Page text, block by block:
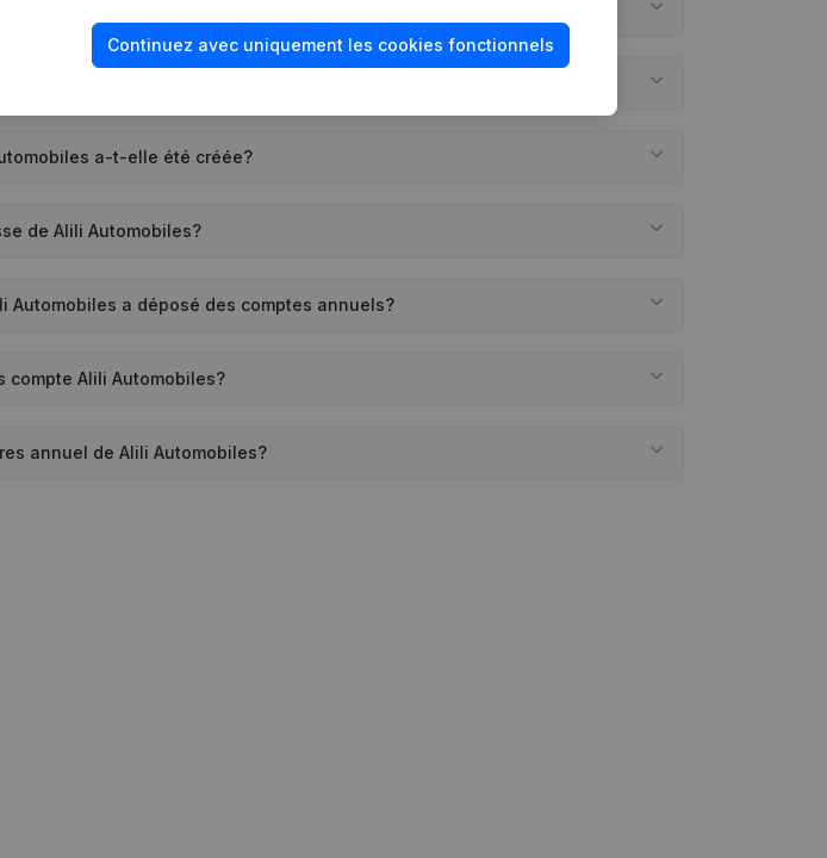
a-t-elle été créée?
de Alili Automobiles?
Automobiles a déposé des comptes annuels?
compte Alili Automobiles?
annuel de Alili Automobiles?
Continuez avec uniquement les cookies fonctionnels